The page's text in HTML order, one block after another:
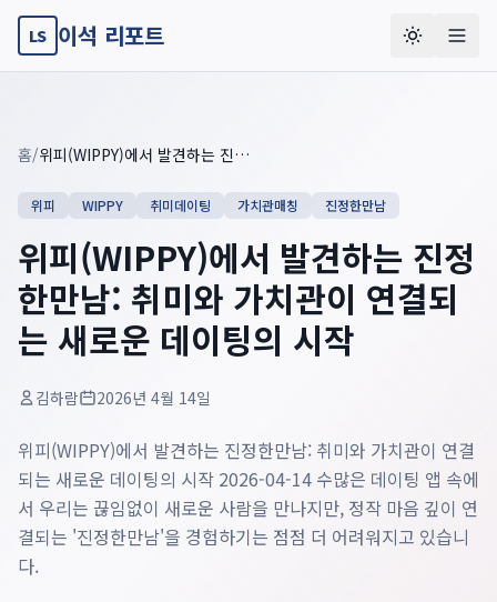
LS 이석 리포트
홈/ 위피(WIPPY)에서 발견하는 진정한만남: 취미와 가치관이 연결되는 새로운 데이팅의 시작
위피 WIPPY 취미데이팅 가치관매칭 진정한만남
위피(WIPPY)에서 발견하는 진정
한만남: 취미와 가치관이 연결되
는 새로운 데이팅의 시작
김하람 2026년 4월 14일
위피(WIPPY)에서 발견하는 진정한만남: 취미와 가치관이 연결
되는 새로운 데이팅의 시작 2026-04-14 수많은 데이팅 앱 속에
서 우리는 끊임없이 새로운 사람을 만나지만, 정작 마음 깊이 연
결되는 '진정한만남'을 경험하기는 점점 더 어려워지고 있습니
다.